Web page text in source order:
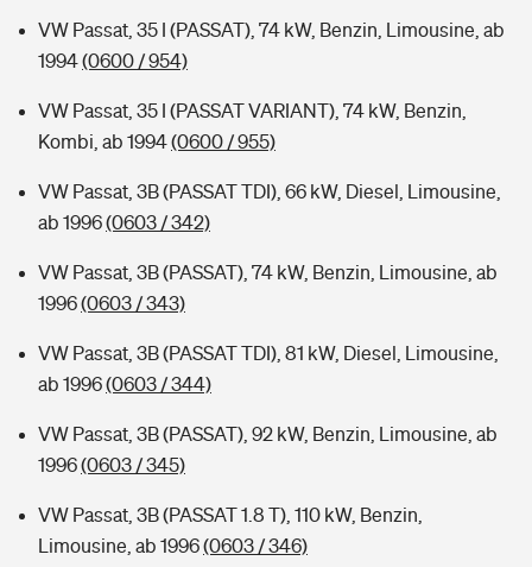
VW Passat, 35 I (PASSAT), 74 kW, Benzin, Limousine, ab
1994(0600 / 954)
VW Passat, 35 I (PASSAT VARIANT), 74 kW, Benzin,
Kombi, ab 1994(0600 / 955)
VW Passat, 3B (PASSAT TDI), 66 kW, Diesel, Limousine,
ab 1996(0603 / 342)
VW Passat, 3B (PASSAT), 74 kW, Benzin, Limousine, ab
1996(0603 / 343)
VW Passat, 3B (PASSAT TDI), 81 kW, Diesel, Limousine,
ab 1996(0603 / 344)
VW Passat, 3B (PASSAT), 92 kW, Benzin, Limousine, ab
1996(0603 / 345)
VW Passat, 3B (PASSAT 1.8 T), 110 kW, Benzin,
Limousine, ab 1996(0603 / 346)